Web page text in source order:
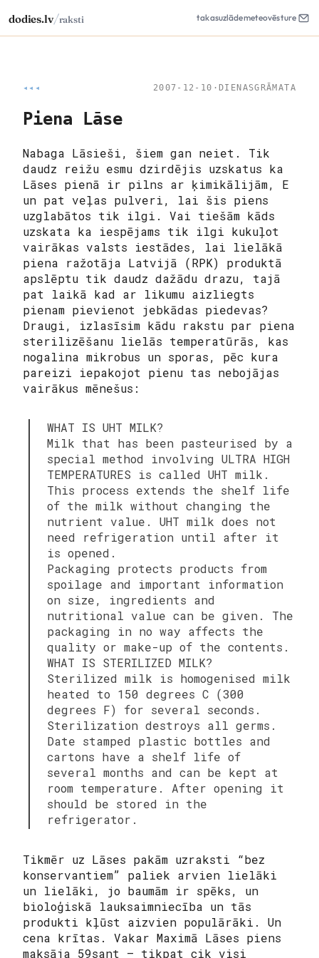
dodies.lv/raksti takasuzlādemeteovēsture
◂◂◂ 2007-12-10 · DIENASGRĀMATA
Piena Lāse
Nabaga Lāsieši, šiem gan neiet. Tik
daudz reižu esmu dzirdējis uzskatus ka
Lāses pienā ir pilns ar ķimikālijām, E
un pat veļas pulveri, lai šis piens
uzglabātos tik ilgi. Vai tiešām kāds
uzskata ka iespējams tik ilgi kukuļot
vairākas valsts iestādes, lai lielākā
piena ražotāja Latvijā (RPK) produktā
apslēptu tik daudz dažādu drazu, tajā
pat laikā kad ar likumu aizliegts
pienam pievienot jebkādas piedevas?
Draugi, izlasīsim kādu rakstu par piena
sterilizēšanu lielās temperatūrās, kas
nogalina mikrobus un sporas, pēc kura
pareizi iepakojot pienu tas nebojājas
vairākus mēnešus:
WHAT IS UHT MILK?
Milk that has been pasteurised by a
special method involving ULTRA HIGH
TEMPERATURES is called UHT milk.
This process extends the shelf life
of the milk without changing the
nutrient value. UHT milk does not
need refrigeration until after it
is opened.
Packaging protects products from
spoilage and important information
on size, ingredients and
nutritional value can be given. The
packaging in no way affects the
quality or make-up of the contents.
WHAT IS STERILIZED MILK?
Sterilized milk is homogenised milk
heated to 150 degrees C (300
degrees F) for several seconds.
Sterilization destroys all germs.
Date stamped plastic bottles and
cartons have a shelf life of
several months and can be kept at
room temperature. After opening it
should be stored in the
refrigerator.
Tikmēr uz Lāses pakām uzraksti “bez
konservantiem” paliek arvien lielāki
un lielāki, jo baumām ir spēks, un
bioloģiskā lauksaimniecība un tās
produkti kļūst aizvien populārāki. Un
cena krītas. Vakar Maximā Lāses piens
maksāja 59sant – tikpat cik visi